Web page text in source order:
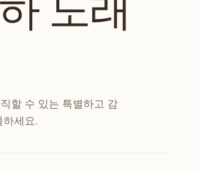
할 수 있는 특별하고 감
세요.